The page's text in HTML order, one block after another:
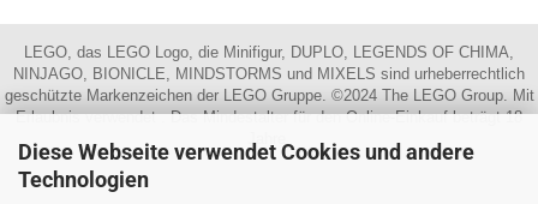
Diese Webseite verwendet Cookies und andere
Technologien
LEGO, das LEGO Logo, die Minifigur, DUPLO, LEGENDS OF CHIMA,
NINJAGO, BIONICLE, MINDSTORMS und MIXELS sind urheberrechtlich
geschützte Markenzeichen der LEGO Gruppe. ©2024 The LEGO Group. Mit
Erlaubnis verwendet . Das Mindestalter für den Online-Einkauf beträgt 18
Jahre.